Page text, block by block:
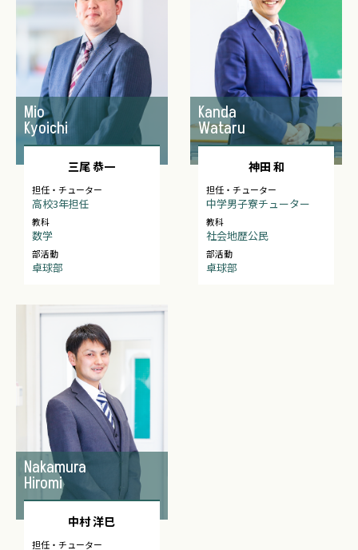
Mio
Kyoichi
三尾 恭一
担任・チューター
高校3年担任
教科
数学
部活動
卓球部
Kanda
Wataru
神田 和
担任・チューター
中学男子寮チューター
教科
社会地歴公民
部活動
卓球部
Nakamura
Hiromi
中村 洋巳
担任・チューター